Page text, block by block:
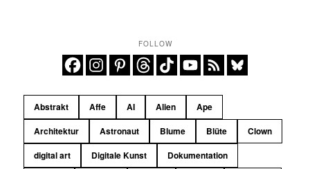
FOLLOW
Abstrakt Affe AI Alien
Ape
Architektur
Astronaut Blume Blüte
Clown
digital art
Digitale Kunst
Dokumentation